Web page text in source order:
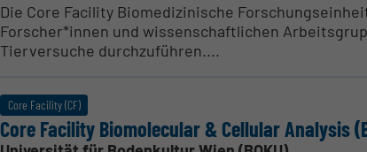
Die Core Facility Biomedizinische
Forscher*innen und wissenschaftlichen
Tierversuche durchzuführen....
Core Facility (CF)
Core Facility Biomo­le­cular & Cellular Analysis